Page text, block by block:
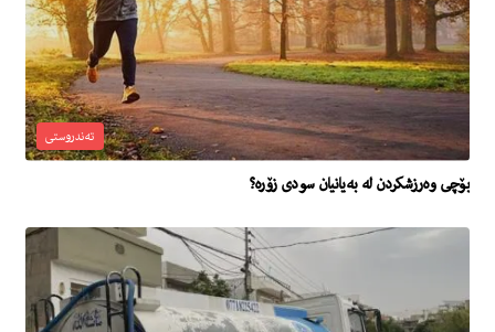
تەندروستی
بۆچى وه‌رزشكردن له‌ به‌یانیان سودى زۆره‌؟